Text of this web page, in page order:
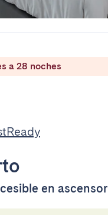
a 28 noches
en ascensor